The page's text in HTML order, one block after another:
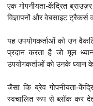
एक गोपनीयता-केंद्रित
विज्ञापनों और वेबसाइट
यह उपयोगकर्ताओं को उन
प्रदान करता है जो मूल
उपयोगकर्ताओं को उनके ध्यान
जैसा कि ब्रेव गोपनीयता-
स्वचालित रूप से ब्लॉक कर